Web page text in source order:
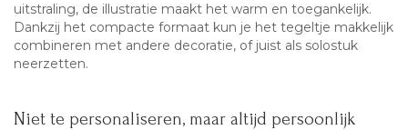
uitstraling, de illustratie maakt het warm en toegankelijk.
Dankzij het compacte formaat kun je het tegeltje makkelijk
combineren met andere decoratie, of juist als solostuk
neerzetten.
Niet te personaliseren, maar altijd persoonlijk